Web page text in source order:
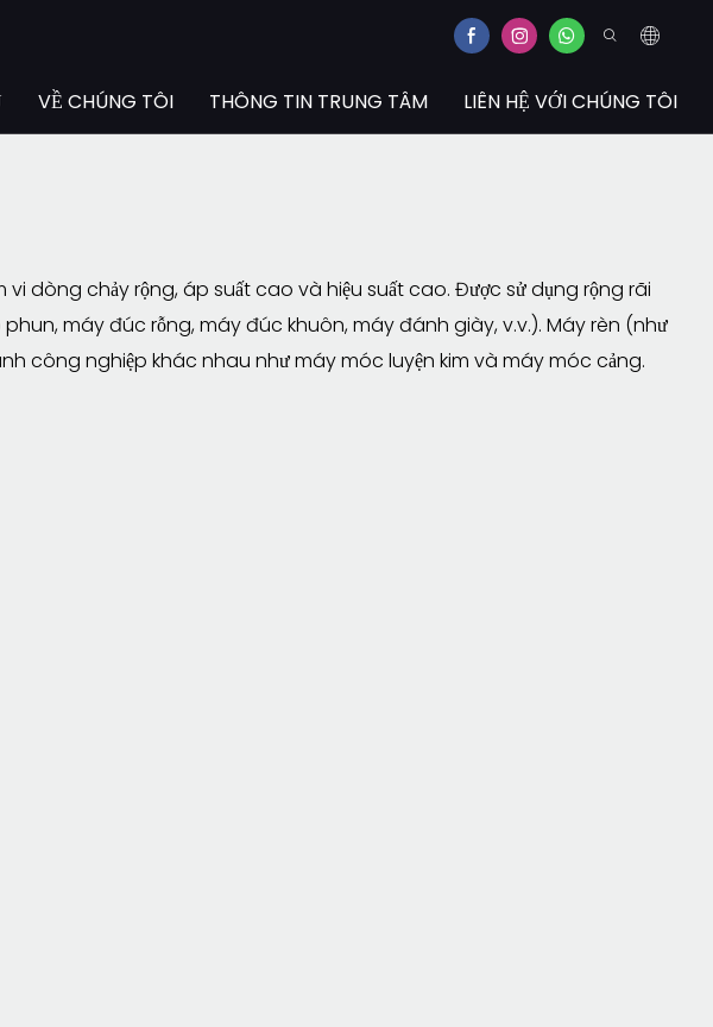
VỀ CHÚNG TÔI THÔNG TIN TRUNG TÂM LIÊN HỆ VỚI CHÚNG TÔI
dòng chảy rộng, áp suất cao và hiệu suất cao. Được sử dụng rộng rãi
máy đúc rỗng, máy đúc khuôn, máy đánh giày, v.v.). Máy rèn (như
công nghiệp khác nhau như máy móc luyện kim và máy móc cảng.